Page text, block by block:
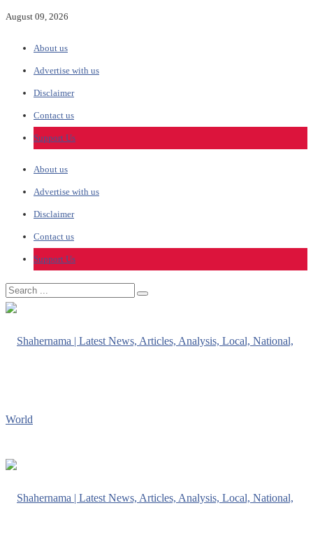
August 09, 2026
About us
Advertise with us
Disclaimer
Contact us
Support Us
About us
Advertise with us
Disclaimer
Contact us
Support Us